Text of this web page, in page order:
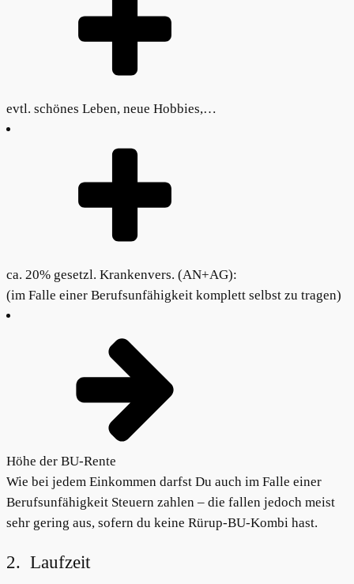
evtl. schönes Leben, neue Hobbies,…
ca. 20% gesetzl. Krankenvers. (AN+AG):
(im Falle einer Berufsunfähigkeit komplett selbst zu tragen)
Höhe der BU-Rente
Wie bei jedem Einkommen darfst Du auch im Falle einer
Berufsunfähigkeit Steuern zahlen – die fallen jedoch meist
sehr gering aus, sofern du keine Rürup-BU-Kombi hast.
2. Laufzeit